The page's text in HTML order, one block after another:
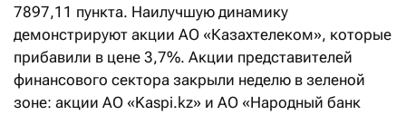
7897,11 пункта. Наилучшую динамику
демонстрируют акции АО «Казахтелеком», которые
прибавили в цене 3,7%. Акции представителей
финансового сектора закрыли неделю в зеленой
зоне: акции АО «Kaspi.kz» и АО «Народный банк